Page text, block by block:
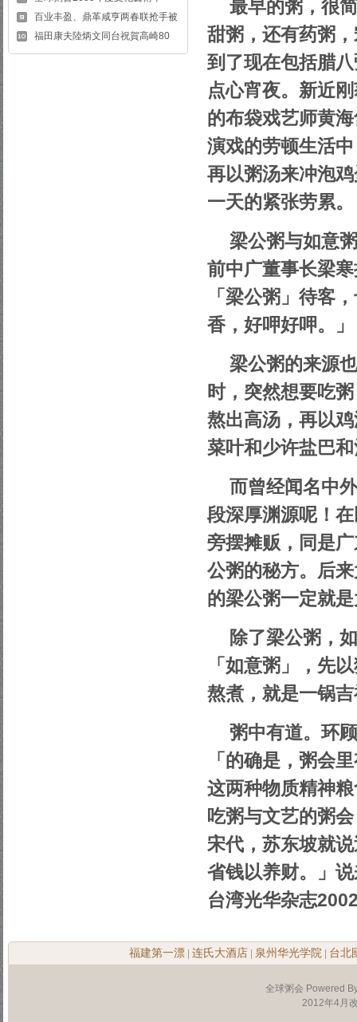
百业丰盈、鼎革咸亨两春联抢手被
福田康夫陸炳文同台祝賀高崎80
最早的粥，很
甜粥，还有药粥
到了现在包括腊
点心宵夜。新近
的布袋戏艺师黄
演戏的劳顿生活
再以粥汤来冲泡
一天的紧张劳累。
梁公粥与如意
前中广董事长梁
「梁公粥」待客
香，好呷好呷。」
梁公粥的来源
时，突然想要吃
熬出高汤，再以
菜叶和少许盐巴
而曾经闻名中
段深厚渊源呢！
旁摆摊贩，同是
公粥的秘方。后
的梁公粥一定就
除了梁公粥，
「如意粥」，先
熬煮，就是一锅
粥中有道。环
「的确是，粥会
这两种物质精神
吃粥与文艺的粥
宋代，苏东坡就
省钱以养财。」
台湾光华杂志
福建第一漂 连氏大酒店 泉州华光学院 台北
全球粥会 Powered
2012年4月